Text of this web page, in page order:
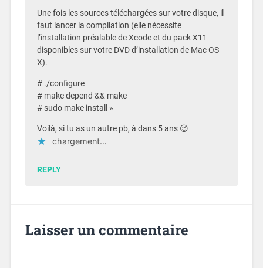
Une fois les sources téléchargées sur votre disque, il
faut lancer la compilation (elle nécessite
l’installation préalable de Xcode et du pack X11
disponibles sur votre DVD d’installation de Mac OS
X).
# ./configure
# make depend && make
# sudo make install »
Voilà, si tu as un autre pb, à dans 5 ans 😉
chargement…
REPLY
Laisser un commentaire